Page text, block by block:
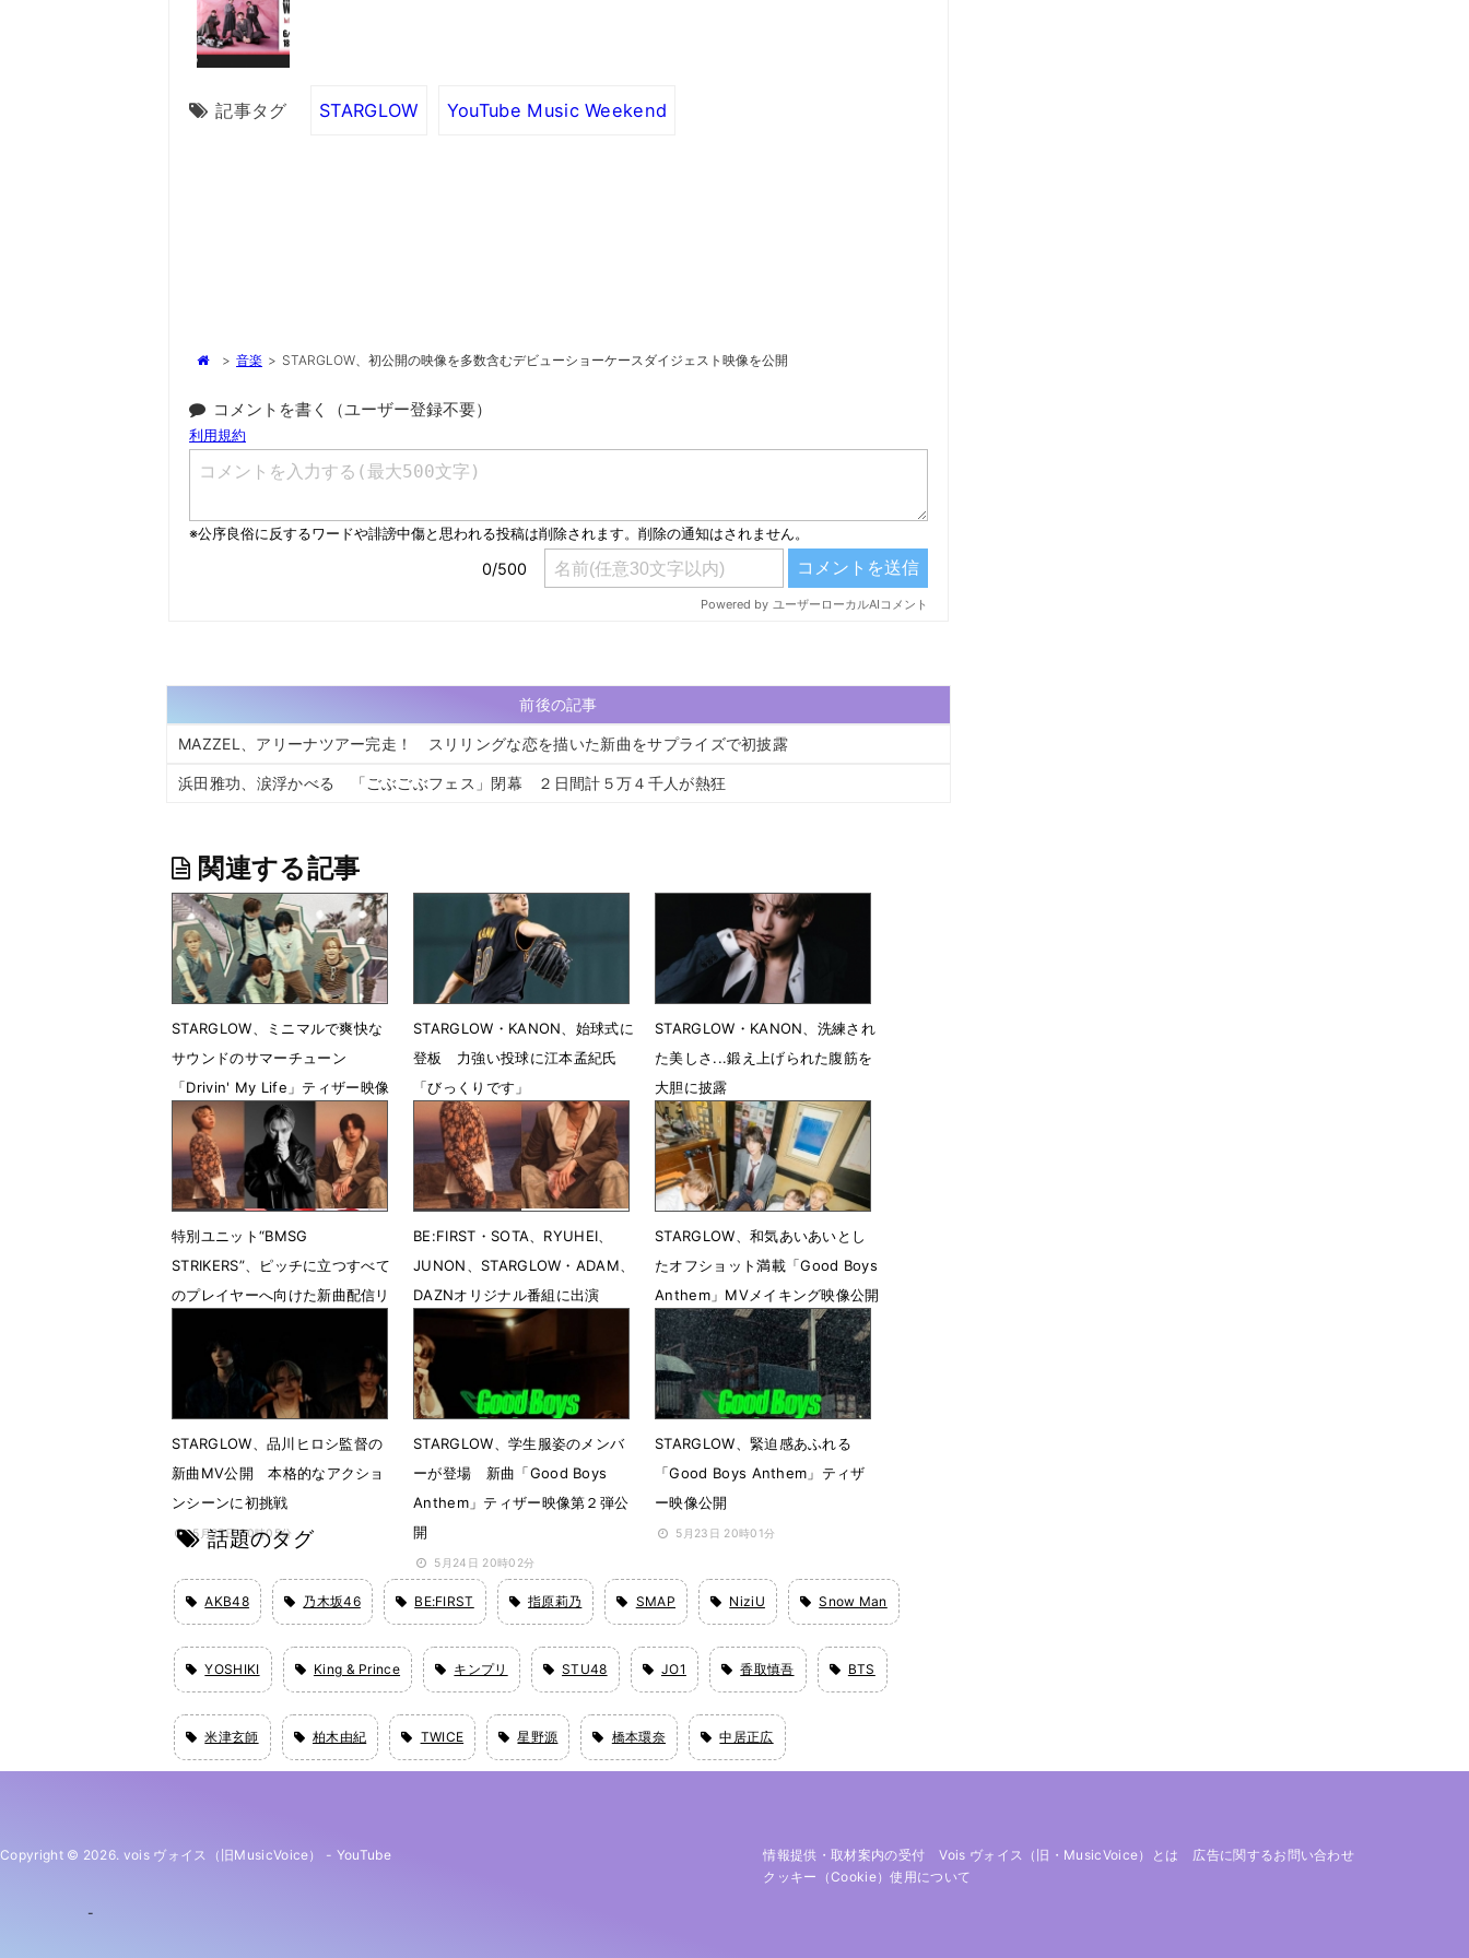
記事タグ STARGLOW YouTube Music Weekend
> 音楽 > STARGLOW、初公開の映像を多数含むデビューショーケースダイジェスト映像を公開
コメントを書く（ユーザー登録不要）
前後の記事
MAZZEL、アリーナツアー完走！ スリリングな恋を描いた新曲をサプライズで初披露
浜田雅功、涙浮かべる 「ごぶごぶフェス」閉幕 ２日間計５万４千人が熱狂
関連する記事
STARGLOW、ミニマルで爽快な
サウンドのサマーチューン
「Drivin' My Life」ティザー映像
第２弾公開 MVプレミア公開決
定
7月19日 21時01分
STARGLOW・KANON、始球式に
登板 力強い投球に江本孟紀氏
「びっくりです」
7月18日 19時07分
STARGLOW・KANON、洗練され
た美しさ...鍛え上げられた腹筋を
大胆に披露
6月24日 14時24分
特別ユニット“BMSG
STRIKERS”、ピッチに立つすべて
のプレイヤーへ向けた新曲配信リ
6月24日 12時02分
BE:FIRST・SOTA、RYUHEI、
JUNON、STARGLOW・ADAM、
DAZNオリジナル番組に出演
6月10日 18時22分
STARGLOW、和気あいあいとし
たオフショット満載「Good Boys
Anthem」MVメイキング映像公開
5月28日 20時03分
STARGLOW、品川ヒロシ監督の
新曲MV公開 本格的なアクショ
ンシーンに初挑戦
5月25日 20時05分
STARGLOW、学生服姿のメンバ
ーが登場 新曲「Good Boys
Anthem」ティザー映像第２弾公
開
5月24日 20時02分
STARGLOW、緊迫感あふれる
「Good Boys Anthem」ティザ
ー映像公開
5月23日 20時01分
話題のタグ
AKB48 乃木坂46 BE:FIRST 指原莉乃 SMAP NiziU Snow Man
YOSHIKI King & Prince キンプリ STU48 JO1 香取慎吾 BTS
米津玄師 柏木由紀 TWICE 星野源 橋本環奈 中居正広
Copyright © 2026. vois ヴォイス（旧MusicVoice） - YouTube 情報提供・取材案内の受付 Vois ヴォイス（旧・MusicVoice）とは
広告に関するお問い合わせ
クッキー（cookie）使用について
-